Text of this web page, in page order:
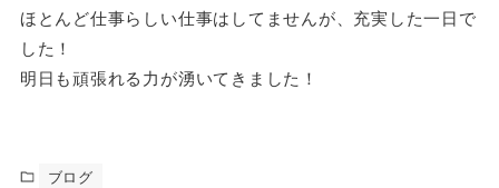
ほとんど仕事らしい仕事はしてませんが、充実した一日で
した！
明日も頑張れる力が湧いてきました！
ブログ